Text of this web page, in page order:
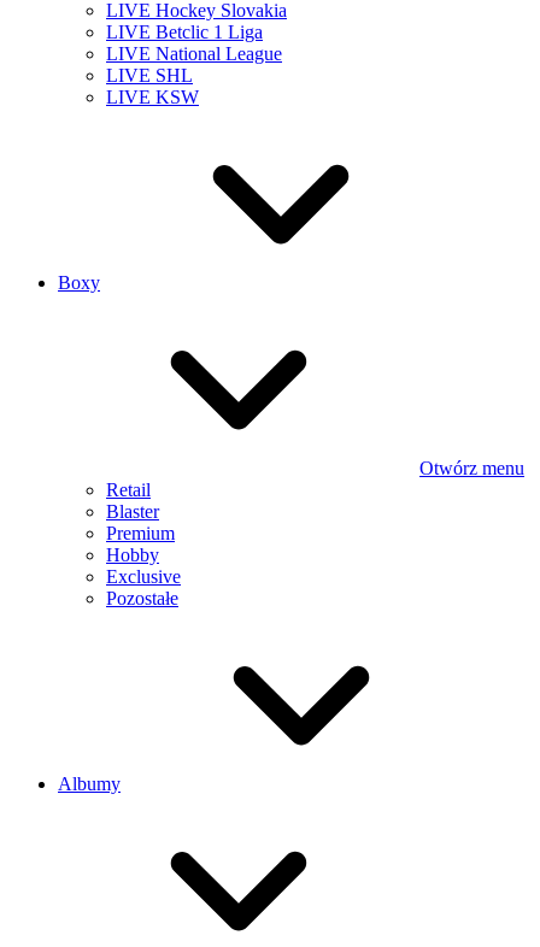
LIVE Hockey Slovakia
LIVE Betclic 1 Liga
LIVE National League
LIVE SHL
LIVE KSW
Boxy
Otwórz menu
Retail
Blaster
Premium
Hobby
Exclusive
Pozostałe
Albumy